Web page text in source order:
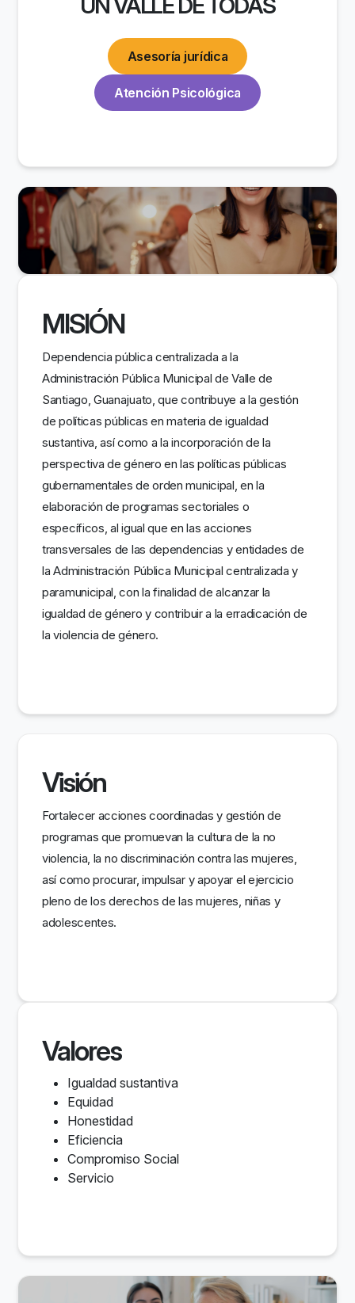
UN VALLE DE TODAS
Asesoría jurídica
Atención Psicológica
MISIÓN
Dependencia pública centralizada a la
Administración Pública Municipal de Valle de
Santiago, Guanajuato, que contribuye a la gestión
de políticas públicas en materia de igualdad
sustantiva, así como a la incorporación de la
perspectiva de género en las políticas públicas
gubernamentales de orden municipal, en la
elaboración de programas sectoriales o
específicos, al igual que en las acciones
transversales de las dependencias y entidades de
la Administración Pública Municipal centralizada y
paramunicipal, con la finalidad de alcanzar la
igualdad de género y contribuir a la erradicación de
la violencia de género.
Visión
Fortalecer acciones coordinadas y gestión de
programas que promuevan la cultura de la no
violencia, la no discriminación contra las mujeres,
así como procurar, impulsar y apoyar el ejercicio
pleno de los derechos de las mujeres, niñas y
adolescentes.
Valores
Igualdad sustantiva
Equidad
Honestidad
Eficiencia
Compromiso Social
Servicio